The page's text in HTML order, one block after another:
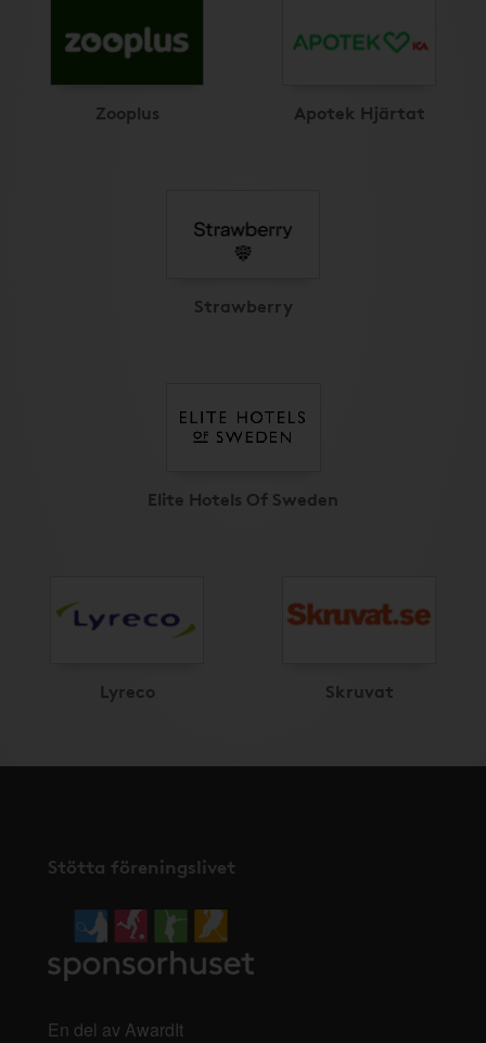
Zooplus Apotek Hjärtat
Strawberry
Elite Hotels Of Sweden
Lyreco Skruvat
Stötta föreningslivet
En del av AwardIt